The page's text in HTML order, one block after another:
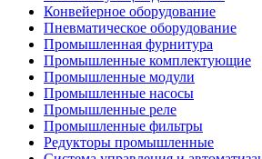
Конвейерное оборудование
Пневматическое оборудование
Промышленная фурнитура
Промышленные комплектующие
Промышленные модули
Промышленные насосы
Промышленные реле
Промышленные фильтры
Редукторы промышленные